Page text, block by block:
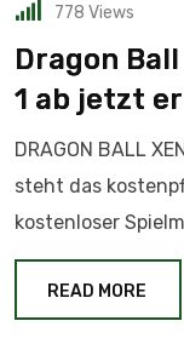
778 Views
Dragon
1 ab jetzt
DRAGON BALL
steht das
kostenloser
READ MORE